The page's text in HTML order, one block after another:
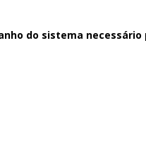
do sistema necessário